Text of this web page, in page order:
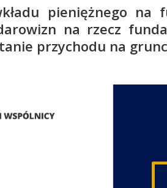
pieniężnego na
na rzecz
przychodu na